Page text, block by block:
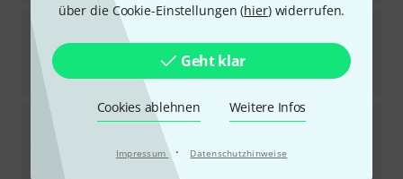
über die Cookie-Einstellungen (hier) widerrufen.
Geht klar
Cookies ablehnen Weitere Infos
Impressum · Datenschutzhinweise
Sonor
Sofort lieferbar
799€
Sonor 13"x6" Vintage Snare Teak
Sofort lieferbar